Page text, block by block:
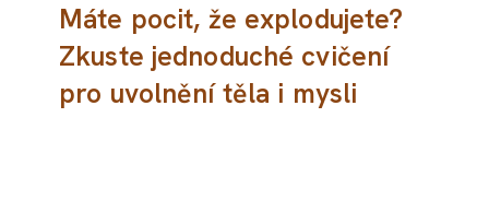
Máte pocit, že explodujete?
Zkuste jednoduché cvičení
pro uvolnění těla i mysli